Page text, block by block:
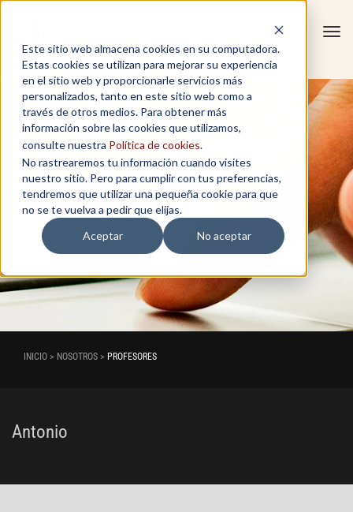
Este sitio web almacena cookies en su computadora.
Estas cookies se utilizan para mejorar su experiencia
en el sitio web y proporcionarle servicios más
personalizados, tanto en este sitio web como a
través de otros medios. Para obtener más
información sobre las cookies que utilizamos,
consulte nuestra Política de cookies.
No rastrearemos tu información cuando visites
nuestro sitio. Pero para cumplir con tus preferencias,
tendremos que utilizar una pequeña cookie para que
no se te vuelva a pedir que elijas.
Aceptar
No aceptar
PROFESORES
INICIO > NOSOTROS > PROFESORES
Antonio